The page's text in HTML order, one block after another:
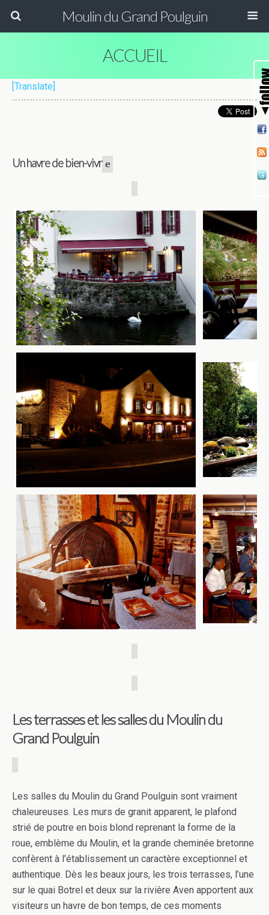
Moulin du Grand Poulguin
ACCUEIL
[Translate]
Un havre de bien-vivr e
Les terrasses et les salles du Moulin du
Grand Poulguin
Les salles du Moulin du Grand Poulguin sont vraiment
chaleureuses. Les murs de granit apparent, le plafond
strié de poutre en bois blond reprenant la forme de la
roue, emblème du Moulin, et la grande cheminée bretonne
confèrent à l’établissement un caractère exceptionnel et
authentique. Dès les beaux jours, les trois terrasses, l’une
sur le quai Botrel et deux sur la rivière Aven apportent aux
visiteurs un havre de bon temps, de ces moments